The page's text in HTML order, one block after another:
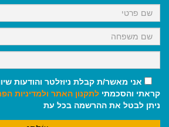
p
m
אני מאשר/ת קבלת ניוזלטר והודעות
קראתי והסכמתי לתקנון האתר ולמדיניות
ניתן לבטל את ההרשמה בכל עת